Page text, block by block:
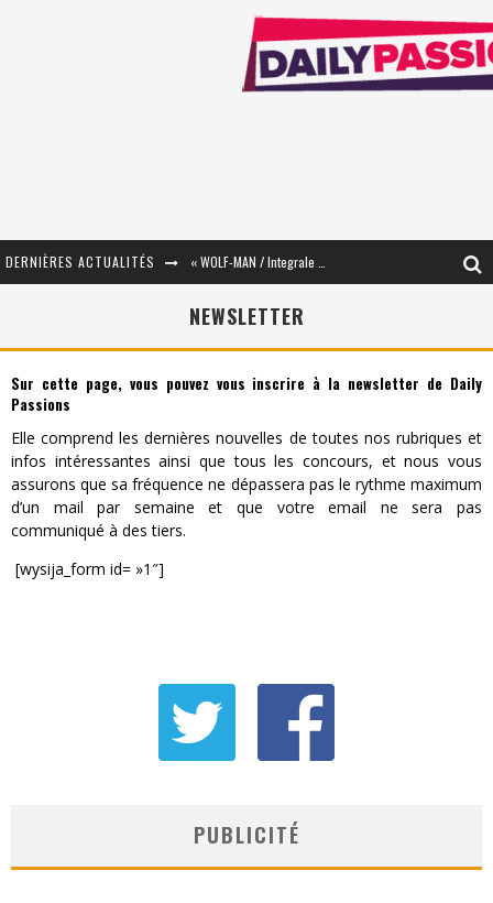
DERNIÈRES ACTUALITÉS
« Mon Village Révolté » - Combattre un Projet !
Star Fox
PsyRiver 2026 : la magie revient sur les rives de l’Aar
« Damn Them All » - Un duo de Choc !
NEWSLETTER
Sur cette page, vous pouvez vous inscrire à la newsletter de Daily
Passions
Elle comprend les dernières nouvelles de toutes nos rubriques et
infos intéressantes ainsi que tous les concours, et nous vous
assurons que sa fréquence ne dépassera pas le rythme maximum
d’un mail par semaine et que votre email ne sera pas
communiqué à des tiers.
[wysija_form id= »1″]
PUBLICITÉ